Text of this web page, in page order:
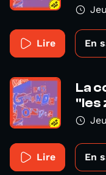
Lire En
La
"les
Lire En